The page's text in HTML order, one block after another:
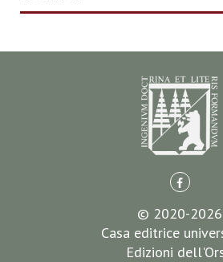
© 2020-2026
Casa editrice
Edizioni